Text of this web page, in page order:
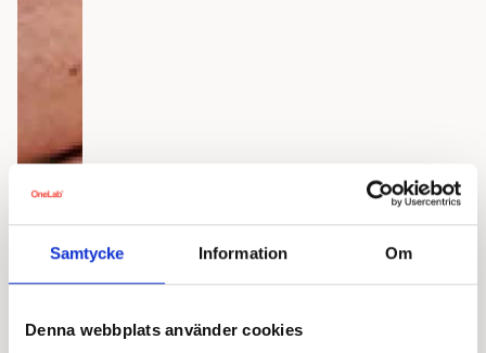
Samtycke Information Om
Denna webbplats använder cookies